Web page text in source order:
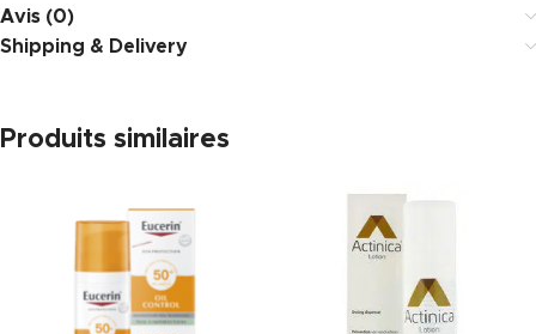
Avis (0)
Shipping & Delivery
Produits similaires